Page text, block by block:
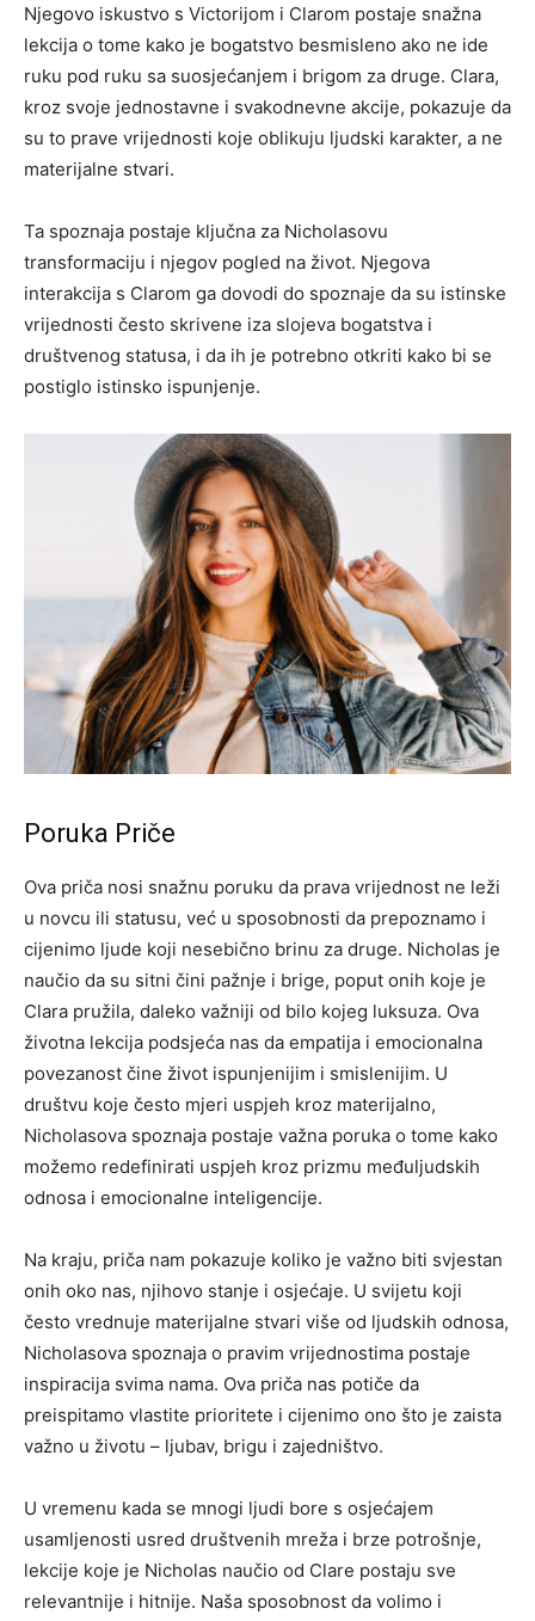
Njegovo iskustvo s Victorijom i Clarom postaje snažna
lekcija o tome kako je bogatstvo besmisleno ako ne ide
ruku pod ruku sa suosjećanjem i brigom za druge. Clara,
kroz svoje jednostavne i svakodnevne akcije, pokazuje da
su to prave vrijednosti koje oblikuju ljudski karakter, a ne
materijalne stvari.
Ta spoznaja postaje ključna za Nicholasovu
transformaciju i njegov pogled na život. Njegova
interakcija s Clarom ga dovodi do spoznaje da su istinske
vrijednosti često skrivene iza slojeva bogatstva i
društvenog statusa, i da ih je potrebno otkriti kako bi se
postiglo istinsko ispunjenje.
Poruka Priče
Ova priča nosi snažnu poruku da prava vrijednost ne leži
u novcu ili statusu, već u sposobnosti da prepoznamo i
cijenimo ljude koji nesebično brinu za druge. Nicholas je
naučio da su sitni čini pažnje i brige, poput onih koje je
Clara pružila, daleko važniji od bilo kojeg luksuza. Ova
životna lekcija podsjeća nas da empatija i emocionalna
povezanost čine život ispunjenijim i smislenijim. U
društvu koje često mjeri uspjeh kroz materijalno,
Nicholasova spoznaja postaje važna poruka o tome kako
možemo redefinirati uspjeh kroz prizmu međuljudskih
odnosa i emocionalne inteligencije.
Na kraju, priča nam pokazuje koliko je važno biti svjestan
onih oko nas, njihovo stanje i osjećaje. U svijetu koji
često vrednuje materijalne stvari više od ljudskih odnosa,
Nicholasova spoznaja o pravim vrijednostima postaje
inspiracija svima nama. Ova priča nas potiče da
preispitamo vlastite prioritete i cijenimo ono što je zaista
važno u životu – ljubav, brigu i zajedništvo.
U vremenu kada se mnogi ljudi bore s osjećajem
usamljenosti usred društvenih mreža i brze potrošnje,
lekcije koje je Nicholas naučio od Clare postaju sve
relevantnije i hitnije. Naša sposobnost da volimo i